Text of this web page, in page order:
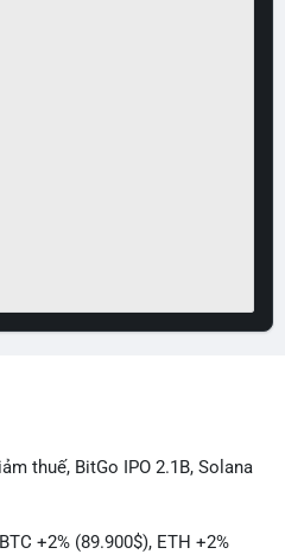
thuế, BitGo IPO 2.1B, Solana
+2% (89.900$), ETH +2%